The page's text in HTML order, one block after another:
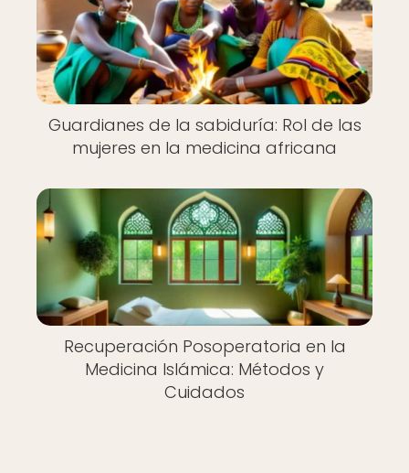
Guardianes de la sabiduría: Rol de las
mujeres en la medicina africana
Recuperación Posoperatoria en la
Medicina Islámica: Métodos y
Cuidados